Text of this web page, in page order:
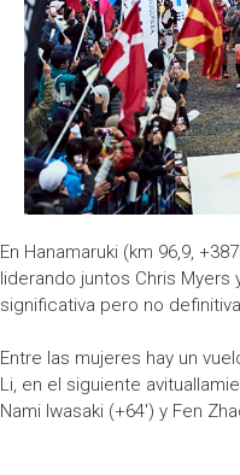
En Hanamaruki (km 96,9,
liderando juntos Chris
significativa pero no
Entre las mujeres hay un
Li, en el siguiente
Nami Iwasaki (+64') y Fen